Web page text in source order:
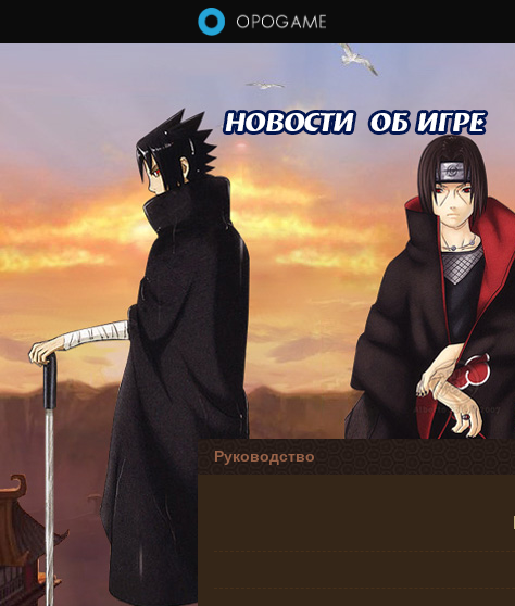
Перейти к основному содержанию
Руководство